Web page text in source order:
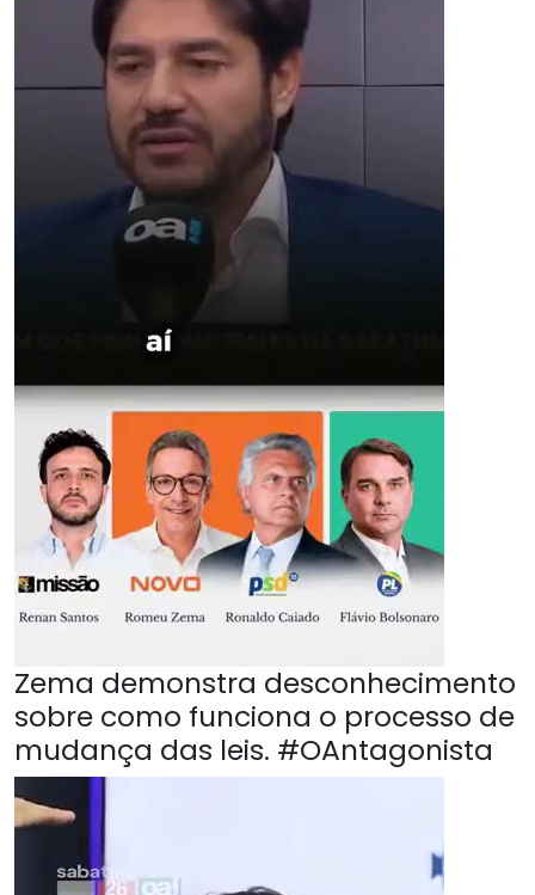
Zema demonstra desconhecimento
sobre como funciona o processo de
mudança das leis. #OAntagonista